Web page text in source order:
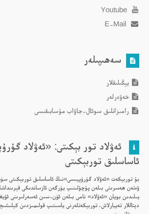
سەھىپىلەر
يېڭىلىقلار
خەۋەرلەر
رامىزانلىق سوئال-جاۋاب مۇسابىقىسى
ئەۋلاد تور بېكىتى: «ئەۋلاد
ئاساسلىق توربېكىتى
بۇ توربېكەت «ئەۋلاد گۇرۇپپىسى»نىڭ ئاساسلىق توربېكىتى
يىلىدىن بويان «ئەۋلاد» نامى بىلەن ئۈن-سىن ئەسەرلىرىنى
دېتاللار تەييارلاش، توربېكەتلەرنى ياسىتىپ قولىمىزدىن